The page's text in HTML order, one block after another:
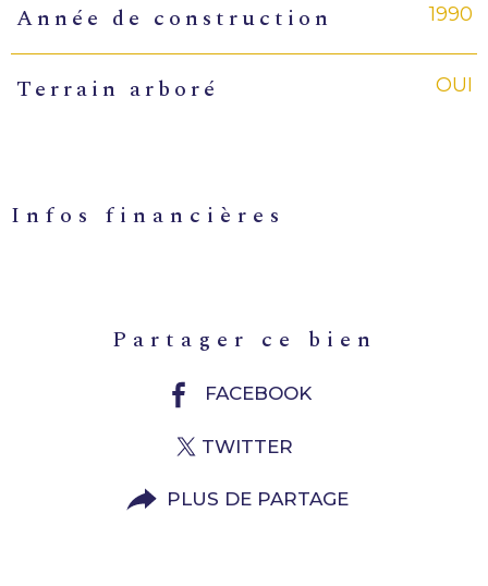
Année de construction 1990
Terrain arboré OUI
infos financières
partager ce bien
FACEBOOK
TWITTER
PLUS DE PARTAGE